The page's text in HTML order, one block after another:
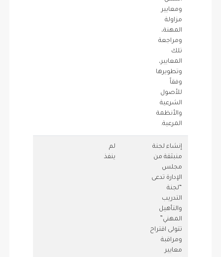
ومعايير
مزاولة
المهنة،
ومراجعة
تلك
المعايير،
وتطويرها
وفقاً
للأصول
الشرعية
والأنظمة
المرعية.
إنشاء لجنة
منبثقة من
مجلس
الإدارة تدعى
“لجنة
التدريب
والتأهيل
المهني”
تتولى اقتراح
ومراقبة
معايير
ينفذ